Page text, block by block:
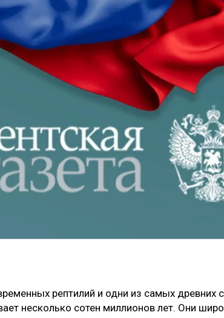
рептилий и одни из самых древних
несколько сотен миллионов лет. Они